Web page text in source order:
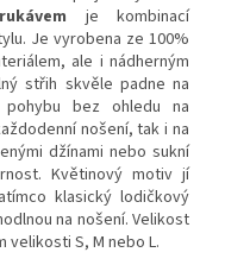
je kombinací
Je vyrobena ze 100%
ale i nádherným
střih skvěle padne na
bez ohledu na
nošení, tak i na
džínami nebo sukní
Květinový motiv jí
klasický lodičkový
na nošení. Velikost
velikosti S, M nebo L.